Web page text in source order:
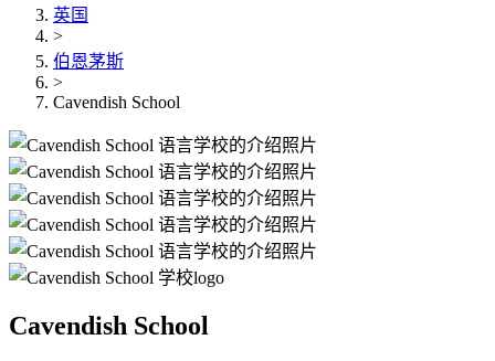
英国
>
伯恩茅斯
>
Cavendish School
Cavendish School